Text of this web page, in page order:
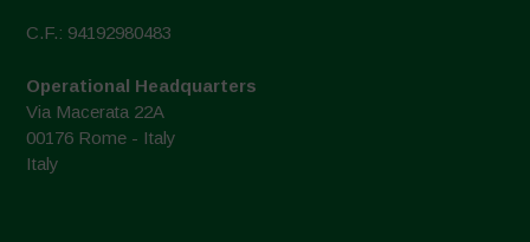
C.F.: 94192980483
Operational Headquarters
Via Macerata 22A
00176 Rome - Italy
Italy